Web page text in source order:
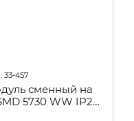
33-457
сменный на
5730 WW IP20
24)